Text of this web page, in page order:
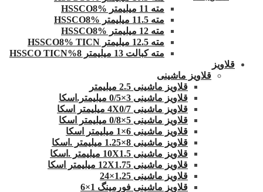
مته 11 میلیمتر HSSCO8%
مته 11.5 میلیمتر HSSCO8%
مته 12 میلیمتر HSSCO8%
مته 12.5 میلیمتر HSSCO8% TICN
مته کبالت 13 میلیمتر 8%HSSCO TICN
قلاویز
قلاویز ماشینی
قلاویز ماشینی 2.5 میلیمتر
قلاویز ماشینی 3×0/5 میلیمتر.اسکا
قلاویز ماشینی 4X0/7 میلیمتر اسکا
قلاویز ماشینی 5×0/8 میلیمتر اسکا
قلاویز ماشینی 6×1 میلیمتر اسکا
قلاویز ماشینی 8×1.25 میلیمتر .اسکا
قلاویز ماشینی 10X1.5 میلیمتر .اسکا
قلاویز ماشینی 12X1.75 میلیمتر اسکا
قلاویز ماشینی 1.25×24
قلاویز ماشینی فورمینگ 1×6